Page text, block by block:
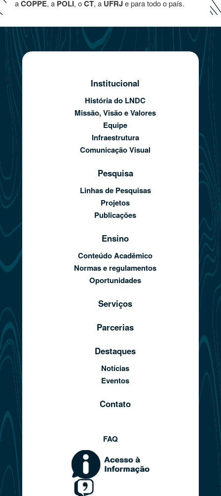
aCOPPE, a POLI, oCT, a UFRJe para todo o país.
Institucional
História do LNDC
Missão, Visão e Valores
Equipe
Infraestrutura
Comunicação Visual
Pesquisa
Linhas de Pesquisas
Projetos
Publicações
Ensino
Conteúdo Acadêmico
Normas e regulamentos
Oportunidades
Serviços
Parcerias
Destaques
Notícias
Eventos
Contato
FAQ